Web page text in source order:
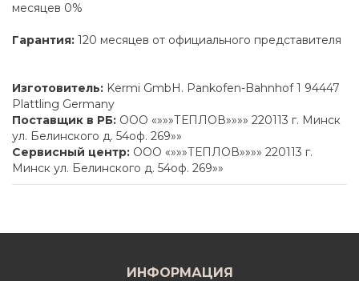
месяцев 0%
Гарантия: 120 месяцев от официального представителя
Изготовитель: Kermi GmbH. Pankofen-Bahnhof 1 94447
Plattling Germany
Поставщик в РБ: ООО «»»»ТЕПЛОВ»»»» 220113 г. Минск
ул. Белинского д. 54оф. 269»»
Сервисный центр: ООО «»»»ТЕПЛОВ»»»» 220113 г.
Минск ул. Белинского д. 54оф. 269»»
ИНФОРМАЦИЯ